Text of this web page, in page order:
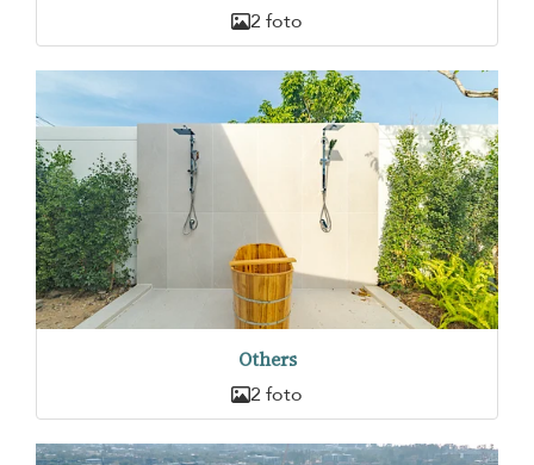
2 foto
Others
2 foto